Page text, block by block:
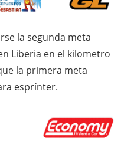
la segunda meta
Liberia en el kilometro
la primera meta
esprínter.